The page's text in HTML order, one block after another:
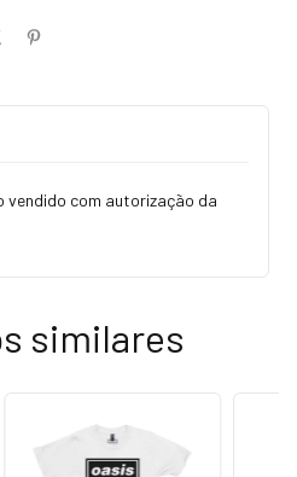
vendido com autorização da
similares